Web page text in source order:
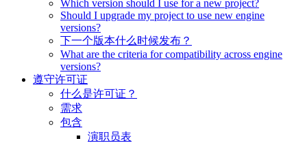
Which version should I use for a new project?
Should I upgrade my project to use new engine
versions?
下一个版本什么时候发布？
What are the criteria for compatibility across engine
versions?
遵守许可证
什么是许可证？
需求
包含
演职员表